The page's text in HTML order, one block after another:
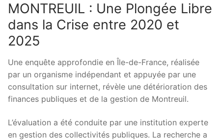
MONTREUIL : Une Plongée Libre
dans la Crise entre 2020 et
2025
Une enquête approfondie en Île-de-France, réalisée
par un organisme indépendant et appuyée par une
consultation sur internet, révèle une détérioration des
finances publiques et de la gestion de Montreuil.
L’évaluation a été conduite par une institution experte
en gestion des collectivités publiques. La recherche a